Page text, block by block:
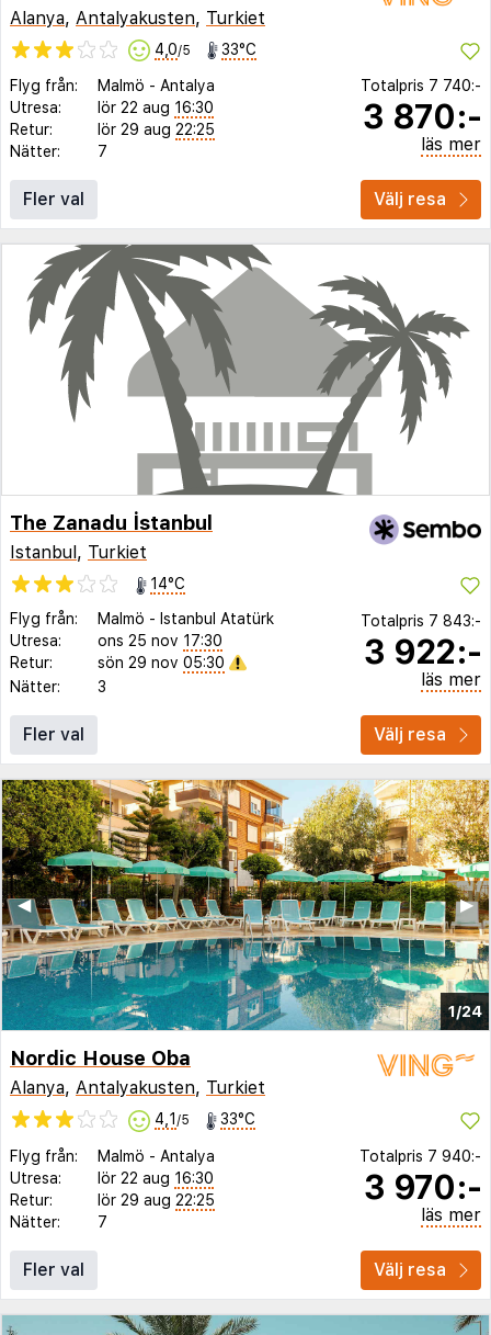
Alanya, Antalyakusten, Turkiet
4,0/5 33°C
Flyg från: Malmö - Antalya
Utresa:
lör 22 aug 16:30
Retur:
lör 29 aug 22:25
Nätter:
7
Totalpris 7 740:-
3 870:-
läs mer
Fler val Välj resa
The Zanadu İstanbul
Istanbul , Turkiet
14°C
Flyg från:
Malmö - Istanbul Atatürk
Utresa:
ons 25 nov 17:30
Retur:
sön 29 nov 05:30
Nätter:
3
Totalpris 7 843:-
3 922:-
läs mer
Fler val Välj resa
1/24
▶︎
◀︎
Nordic House Oba
Alanya, Antalyakusten, Turkiet
4,1 /5 33°C
Flyg från: Malmö - Antalya
Utresa:
lör 22 aug 16:30
Retur:
lör 29 aug 22:25
Nätter:
7
Totalpris 7 940:-
3 970:-
läs mer
Fler val Välj resa